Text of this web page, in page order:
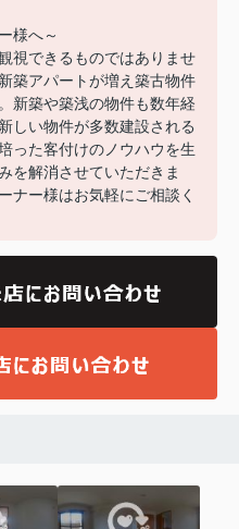
様へ～
視できるものではありませ
築アパートが増え築古物件
新築や築浅の物件も数年経
しい物件が多数建設される
った客付けのノウハウを生
を解消させていただきま
ナー様はお気軽にご相談く
。